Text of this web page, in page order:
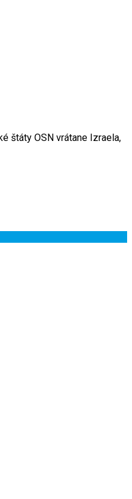
štáty OSN vrátane Izraela,